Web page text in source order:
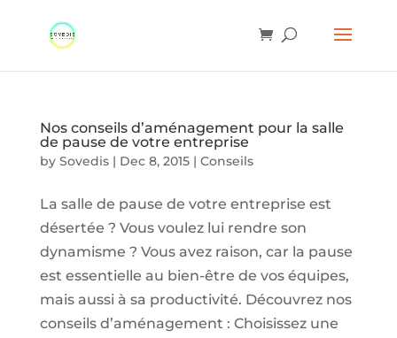
Nos conseils d’aménagement pour la salle
de pause de votre entreprise
by Sovedis| Dec 8, 2015| Conseils
La salle de pause de votre entreprise est
désertée ? Vous voulez lui rendre son
dynamisme ? Vous avez raison, car la pause
est essentielle au bien-être de vos équipes,
mais aussi à sa productivité. Découvrez nos
conseils d’aménagement : Choisissez une